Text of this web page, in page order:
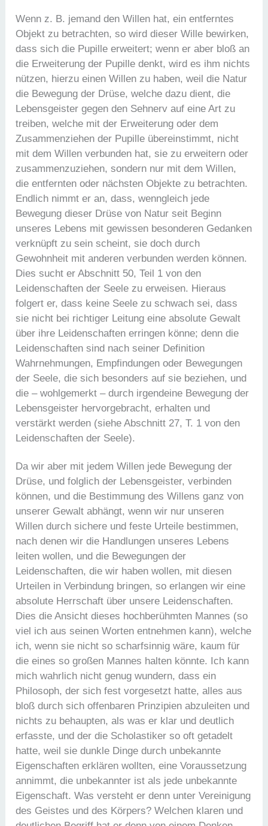
Wenn z. B. jemand den Willen hat, ein entferntes
Objekt zu betrachten, so wird dieser Wille bewirken,
dass sich die Pupille erweitert; wenn er aber bloß an
die Erweiterung der Pupille denkt, wird es ihm nichts
nützen, hierzu einen Willen zu haben, weil die Natur
die Bewegung der Drüse, welche dazu dient, die
Lebensgeister gegen den Sehnerv auf eine Art zu
treiben, welche mit der Erweiterung oder dem
Zusammenziehen der Pupille übereinstimmt, nicht
mit dem Willen verbunden hat, sie zu erweitern oder
zusammenzuziehen, sondern nur mit dem Willen,
die entfernten oder nächsten Objekte zu betrachten.
Endlich nimmt er an, dass, wenngleich jede
Bewegung dieser Drüse von Natur seit Beginn
unseres Lebens mit gewissen besonderen Gedanken
verknüpft zu sein scheint, sie doch durch
Gewohnheit mit anderen verbunden werden können.
Dies sucht er Abschnitt 50, Teil 1 von den
Leidenschaften der Seele zu erweisen. Hieraus
folgert er, dass keine Seele zu schwach sei, dass
sie nicht bei richtiger Leitung eine absolute Gewalt
über ihre Leidenschaften erringen könne; denn die
Leidenschaften sind nach seiner Definition
Wahrnehmungen, Empfindungen oder Bewegungen
der Seele, die sich besonders auf sie beziehen, und
die – wohlgemerkt – durch irgendeine Bewegung der
Lebensgeister hervorgebracht, erhalten und
verstärkt werden (siehe Abschnitt 27, T. 1 von den
Leidenschaften der Seele).
Da wir aber mit jedem Willen jede Bewegung der
Drüse, und folglich der Lebensgeister, verbinden
können, und die Bestimmung des Willens ganz von
unserer Gewalt abhängt, wenn wir nur unseren
Willen durch sichere und feste Urteile bestimmen,
nach denen wir die Handlungen unseres Lebens
leiten wollen, und die Bewegungen der
Leidenschaften, die wir haben wollen, mit diesen
Urteilen in Verbindung bringen, so erlangen wir eine
absolute Herrschaft über unsere Leidenschaften.
Dies die Ansicht dieses hochberühmten Mannes (so
viel ich aus seinen Worten entnehmen kann), welche
ich, wenn sie nicht so scharfsinnig wäre, kaum für
die eines so großen Mannes halten könnte. Ich kann
mich wahrlich nicht genug wundern, dass ein
Philosoph, der sich fest vorgesetzt hatte, alles aus
bloß durch sich offenbaren Prinzipien abzuleiten und
nichts zu behaupten, als was er klar und deutlich
erfasste, und der die Scholastiker so oft getadelt
hatte, weil sie dunkle Dinge durch unbekannte
Eigenschaften erklären wollten, eine Voraussetzung
annimmt, die unbekannter ist als jede unbekannte
Eigenschaft. Was versteht er denn unter Vereinigung
des Geistes und des Körpers? Welchen klaren und